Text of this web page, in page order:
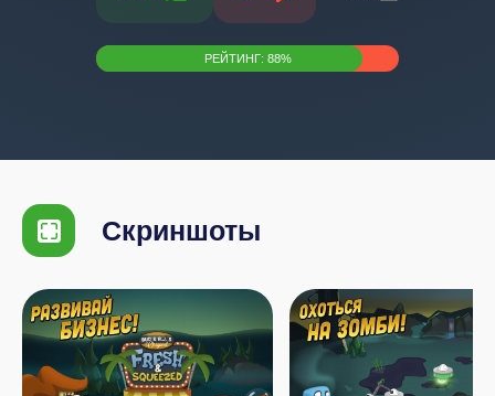
РЕЙТИНГ: 88%
Скриншоты